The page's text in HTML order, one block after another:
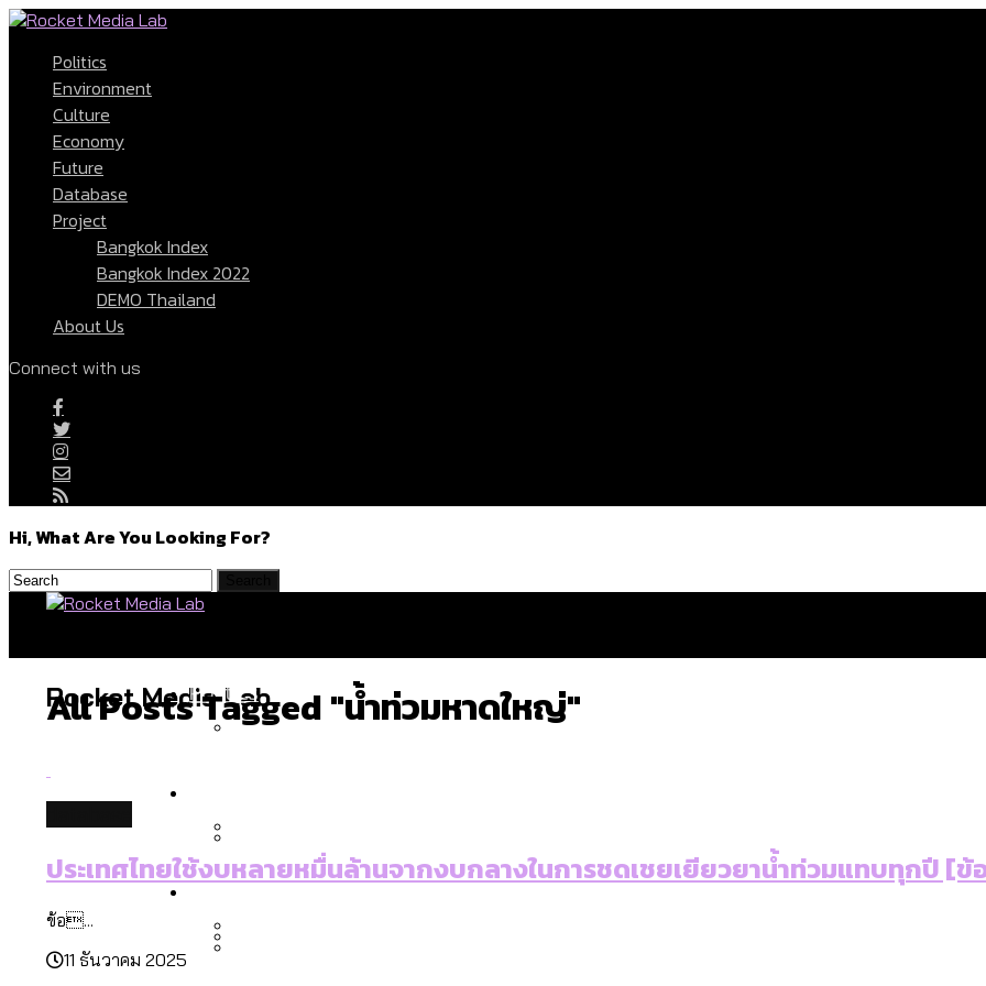
Politics
Environment
Culture
Economy
Future
Database
Project
Bangkok Index
Bangkok Index 2022
DEMO Thailand
About Us
Connect with us
Hi, What Are You Looking For?
Rocket Media Lab
Politics
เมื่อแยกท่องเที่ยวออกจากกีฬา กระทรวงใหม่จะมีงบฯ ประมาณเท่าไร
สำรวจเหตุไฟไหม้ในกรุงเทพฯ ส่วนใหญ่มาจากไฟฟ้าลัดวงจร เขตจตุจักรเกิดไฟฟ้า
Culture
All Posts Tagged "น้ำท่วมหาดใหญ่"
ประเทศไทยใช้งบหลายหมื่นล้านจากงบกลางในการชดเชยเยียวยาน้ำท่วมแทบทุกปี [
ข้อ...
11 ธันวาคม 2025